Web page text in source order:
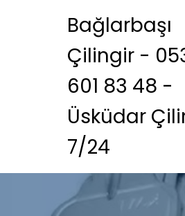
Bağlarbaşı
Çilingir -
601 83 48 -
Üsküdar
7/24